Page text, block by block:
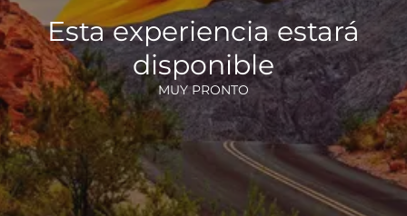
Esta experiencia estará
disponible
MUY PRONTO